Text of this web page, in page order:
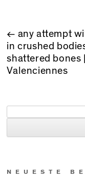
← any attempt
in crushed
shattered bones |
Valenciennes
NEUESTE